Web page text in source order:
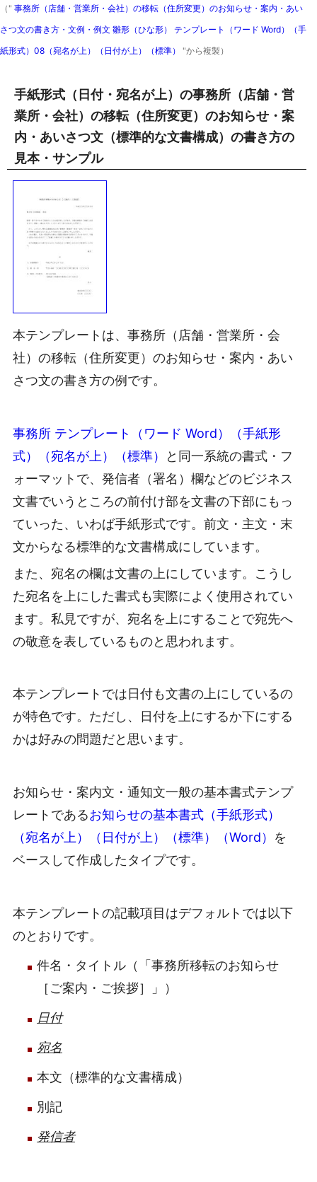
（" 事務所（店舗・営業所・会社）の移転（住所変更）のお知らせ・案内・あい
さつ文の書き方・文例・例文 雛形（ひな形） テンプレート（ワード Word）（手
紙形式）08（宛名が上）（日付が上）（標準） "から複製）
手紙形式（日付・宛名が上）の事務所（店舗・営
業所・会社）の移転（住所変更）のお知らせ・案
内・あいさつ文（標準的な文書構成）の書き方の
見本・サンプル
本テンプレートは、事務所（店舗・営業所・会
社）の移転（住所変更）のお知らせ・案内・あい
さつ文の書き方の例です。
事務所 テンプレート（ワード Word）（手紙形
式）（宛名が上）（標準）
と同一系統の書式・フ
ォーマットで、発信者（署名）欄などのビジネス
文書でいうところの前付け部を文書の下部にもっ
ていった、いわば手紙形式です。前文・主文・末
文からなる標準的な文書構成にしています。
また、宛名の欄は文書の上にしています。こうし
た宛名を上にした書式も実際によく使用されてい
ます。私見ですが、宛名を上にすることで宛先へ
の敬意を表しているものと思われます。
本テンプレートでは日付も文書の上にしているの
が特色です。ただし、日付を上にするか下にする
かは好みの問題だと思います。
お知らせ・案内文・通知文一般の基本書式テンプ
レートであるお知らせの基本書式（手紙形式）
（宛名が上）（日付が上）（標準）（Word） を
ベースして作成したタイプです。
本テンプレートの記載項目はデフォルトでは以下
のとおりです。
件名・タイトル（「事務所移転のお知らせ
［ご案内・ご挨拶］」）
日付
宛名
本文（標準的な文書構成）
別記
発信者